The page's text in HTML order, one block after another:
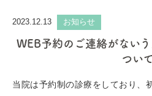
2023.12.13 お知らせ
WEB予約のご連絡がない
ついて
当院は予約制の診療をしており、